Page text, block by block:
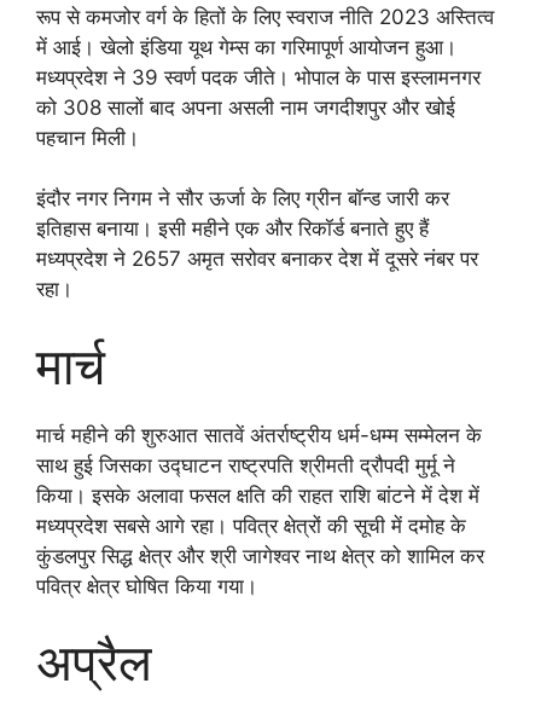
रूप से कमजोर वर्ग के हितों के लिए स्वराज नीति 2023 अस्तित्व
में आई। खेलो इंडिया यूथ गेम्स का गरिमापूर्ण आयोजन हुआ।
मध्यप्रदेश ने 39 स्वर्ण पदक जीते। भोपाल के पास इस्लामनगर
को 308 सालों बाद अपना असली नाम जगदीशपुर और खोई
पहचान मिली।
इंदौर नगर निगम ने सौर ऊर्जा के लिए ग्रीन बॉन्ड जारी कर
इतिहास बनाया। इसी महीने एक और रिकॉर्ड बनाते हुए हैं
मध्यप्रदेश ने 2657 अमृत सरोवर बनाकर देश में दूसरे नंबर पर
रहा।
मार्च
मार्च महीने की शुरुआत सातवें अंतर्राष्ट्रीय धर्म-धम्म सम्मेलन के
साथ हुई जिसका उद्घाटन राष्ट्रपति श्रीमती द्रौपदी मुर्मू ने
किया। इसके अलावा फसल क्षति की राहत राशि बांटने में देश में
मध्यप्रदेश सबसे आगे रहा। पवित्र क्षेत्रों की सूची में दमोह के
कुंडलपुर सिद्ध क्षेत्र और श्री जागेश्वर नाथ क्षेत्र को शामिल कर
पवित्र क्षेत्र घोषित किया गया।
अप्रैल